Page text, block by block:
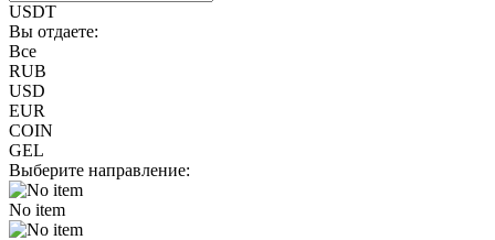
USDT
Вы отдаете:
Все
RUB
USD
EUR
COIN
GEL
Выберите направление:
No item